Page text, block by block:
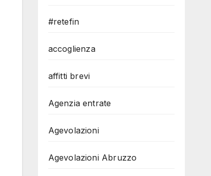
#retefin
accoglienza
affitti brevi
Agenzia entrate
Agevolazioni
Agevolazioni Abruzzo